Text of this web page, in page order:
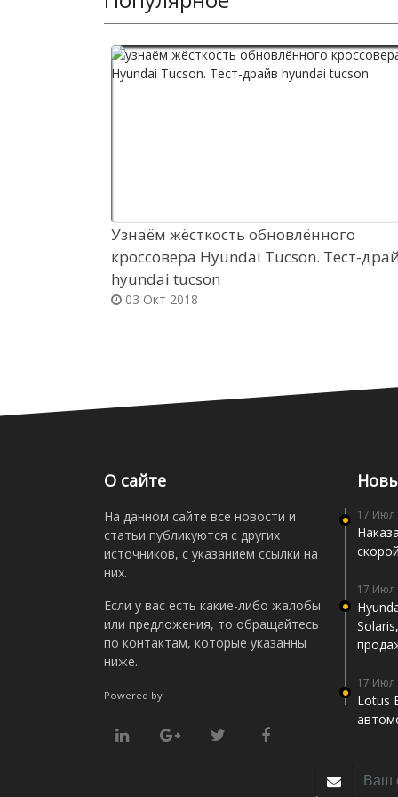
Узнаём жёсткость обновлённого
кроссовера Hyundai Tucson. Тест-
hyundai tucson
03 Окт 2018
О сайте
На данном сайте все новости и
статьи публикуются с других
источников, с указанием ссылки на
них.
Если у вас есть какие-либо жалобы
или предложения, то обращайтесь
по контактам, которые указанны
ниже.
Powered by
17 Июл
17 Июл
17 Июл
Lotus